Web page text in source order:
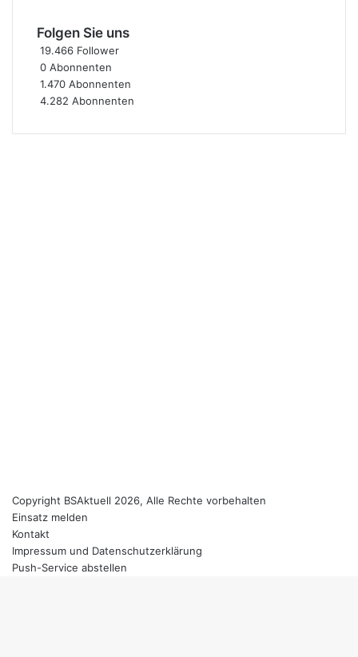
Folgen Sie uns
19.466 Follower
0 Abonnenten
1.470 Abonnenten
4.282 Abonnenten
Copyright BSAktuell 2026, Alle Rechte vorbehalten
Einsatz melden
Kontakt
Impressum und Datenschutzerklärung
Push-Service abstellen